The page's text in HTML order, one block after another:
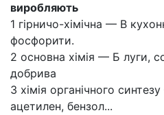
виробляють
1 гірничо-хімічна — В
фосфорити.
2 основна хімія — Б луги,
добрива
3 хімія органічного
ацетилен, бензол...